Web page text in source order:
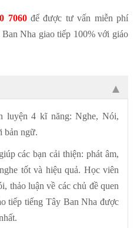
7060để được tư vấn miễn phí
Nha giao tiếp 100% với giáo
luyện 4 kĩ năng: Nghe, Nói,
bản ngữ.
các bạn cải thiện: phát âm,
tốt và hiệu quả. Học viên
thảo luận về các chủ đề quen
tiếp tiếng Tây Ban Nha được